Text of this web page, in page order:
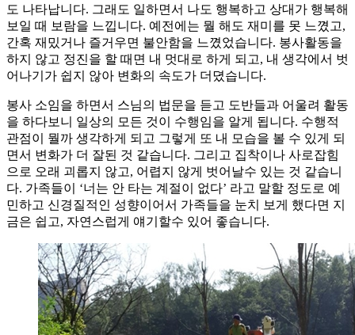
도 나타납니다. 그래도 일하면서 나도 행복하고 상대가 행복해
보일 때 보람을 느낍니다. 예전에는 뭘 해도 재미를 못 느꼈고,
간혹 재밌거나 즐거우면 불안함을 느꼈었습니다. 봉사활동을
하지 않고 정진을 할 때면 내 멋대로 하게 되고, 내 생각에서 벗
어나기가 쉽지 않아 변화의 속도가 더뎠습니다.
봉사 소임을 하면서 스님의 법문을 듣고 도반들과 어울려 활동
을 하다보니 일상의 모든 것이 수행임을 알게 됩니다. 수행적
관점이 뭘까 생각하게 되고 그렇게 또 내 모습을 볼 수 있게 되
면서 변화가 더 잘된 것 같습니다. 그리고 집착이나 사로잡힘
으로 오래 괴롭지 않고, 어렵지 않게 벗어날수 있는 것 같습니
다. 가족들이 ‘너는 안 타는 계절이 없다’ 라고 말할 정도로 예
민하고 신경질적인 성향이어서 가족들을 눈치 보게 했다면 지
금은 쉽고, 자연스럽게 얘기할수 있어 좋습니다.